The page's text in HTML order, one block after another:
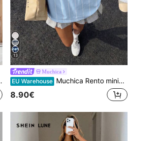
13
Muchica
EU Warehouse Muchica Rento minimalistinen vaaleansininen pyöreäkauluksinen lyhythihainen löysä t-paita naisille, sopii kesään. Yhdessä kontrastivärisen ruskean kauluksen ja raidallisten hihojen kanssa. Hevoskuvio lisää vintage-, college-, klassista, muodikasta, nuorekasta ja katumuotityyliä. Sileä ja mukava kangas, ihanteellinen valinta syksyyn.
8.90€